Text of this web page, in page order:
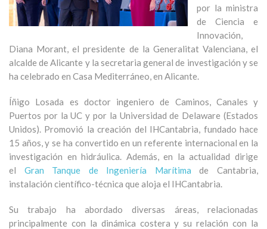
por la ministra
de Ciencia e
Innovación,
Diana Morant, el presidente de la Generalitat Valenciana, el
alcalde de Alicante y la secretaria general de investigación y se
ha celebrado en Casa Mediterráneo, en Alicante.
Íñigo Losada es doctor ingeniero de Caminos, Canales y
Puertos por la UC y por la Universidad de Delaware (Estados
Unidos). Promovió la creación del IHCantabria, fundado hace
15 años, y se ha convertido en un referente internacional en la
investigación en hidráulica. Además, en la actualidad dirige
el Gran Tanque de Ingeniería Marítima de Cantabria,
instalación científico-técnica que aloja el IHCantabria.
Su trabajo ha abordado diversas áreas, relacionadas
principalmente con la dinámica costera y su relación con la